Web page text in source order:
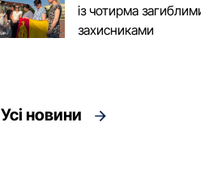
із чотирма
захисниками
Усі новини